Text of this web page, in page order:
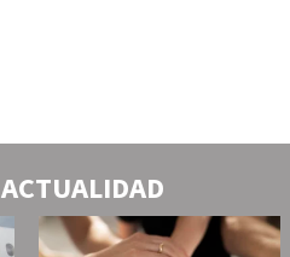
ACTUALIDAD